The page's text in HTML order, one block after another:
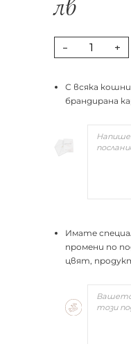
лв
- +
С всяка
брандирана
Имате
промени по
цвят,